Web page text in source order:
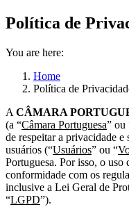
Política de
You are here:
Home
Política de
A CÂMARA
(a “Câmara Portuguesa” ou
de respeitar a privacidade e
usuários (“Usuários” ou “
Portuguesa. Por isso, o uso
conformidade com os
inclusive a Lei Geral de
“LGPD”).